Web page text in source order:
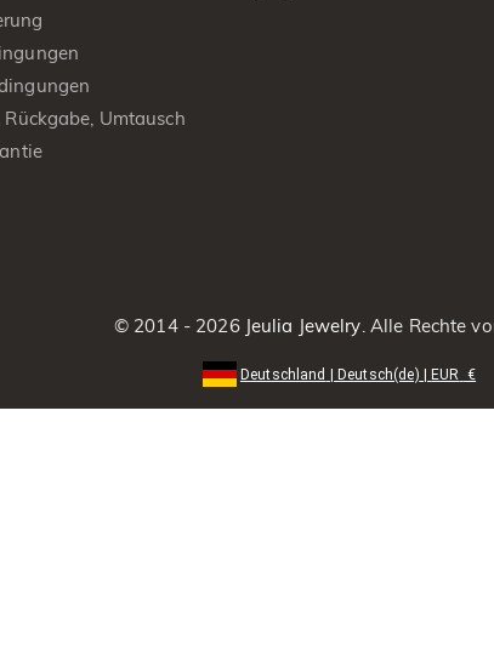
Umtausch
© 2014 - 2026Jeulia Jewelry . Alle Rechte
Deutschland |Deutsch(de) |EUR €